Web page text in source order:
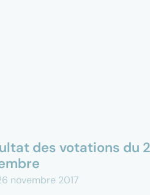
des votations du
faîtière de la CCT Santé
novembre 2017